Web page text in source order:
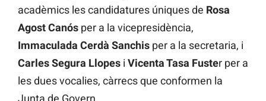
acadèmics les candidatures úniques de Rosa
Agost Canós per a la vicepresidència,
Immaculada Cerdà Sanchis per a la secretaria, i
Carles Segura Llopes i Vicenta Tasa Fuster per a
les dues vocalies, càrrecs que conformen la
Junta de Govern.